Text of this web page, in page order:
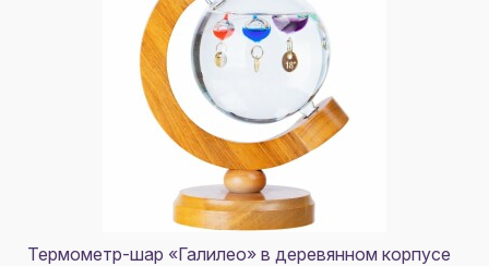
Термометр-шар «Галилео» в деревянном корпусе